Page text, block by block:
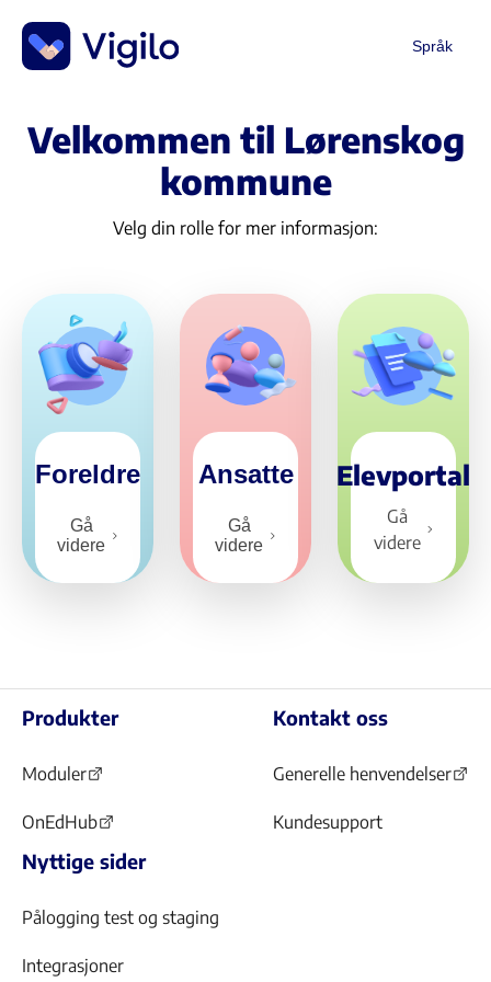
Språk
Velkommen til Lørenskog
kommune
Velg din rolle for mer informasjon:
Foreldre
Gå
videre
Ansatte
Gå
videre
Elevportal
Gå
videre
Produkter
Moduler
(Åpnes
i
fane)
OnEdHub
(Åpnes
i
fane)
Kontakt oss
Generelle henvendelser
(Åpnes
iKundesupport
Nyttige sider
Pålogging test og staging
Integrasjoner